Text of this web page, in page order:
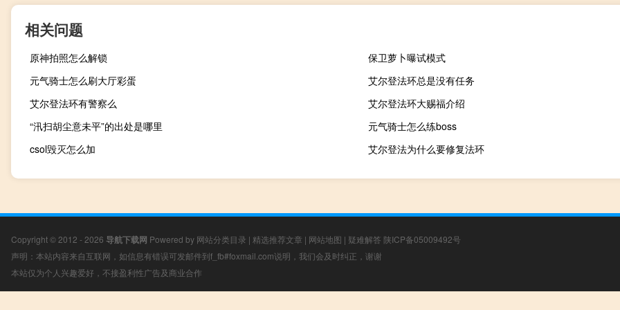
相关问题
原神拍照怎么解锁
保卫萝卜曝试模式
元气骑士怎么刷大厅彩蛋
艾尔登法环总是没有任务
艾尔登法环有警察么
艾尔登法环大赐福介绍
“汛扫胡尘意未平”的出处是哪里
元气骑士怎么练boss
csol毁灭怎么加
艾尔登法为什么要修复法环
Copyright © 2012 - 2026 导航下载网 Powered by 网站分类目录 | 精选推荐文章 | 网站地图 | 疑难解答 陕ICP备05009492号
声明：本站内容来自互联网，如信息有错误可发邮件到f_fb#foxmail.com说明，我们会及时纠正，谢谢
本站仅为个人兴趣爱好，不接盈利性广告及商业合作